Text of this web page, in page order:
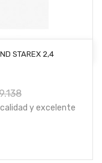
STAREX 2,4
y excelente